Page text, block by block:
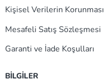
Kişisel Verilerin Korunması
Mesafeli Satış Sözleşmesi
Garanti ve İade Koşulları
BİLGİLER